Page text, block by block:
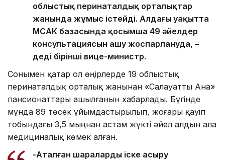
облыстық перинаталдық орталықтар
жанында жұмыс істейді. Алдағы уақытта
МСАК базасында қосымша 49 әйелдер
консультациясын ашу жоспарлануда, –
деді бірінші вице-министр.
Сонымен қатар ол өңірлерде 19 облыстық
перинаталдық орталық жанынан «Салауатты Ана»
пансионаттары ашылғанын хабарлады. Бүгінде
мұнда 89 төсек ұйымдастырылып, жоғары қауіп
тобындағы 3,5 мыңнан астам жүкті әйел алдын ала
медициналық көмек алған.
-Аталған шараларды іске асыру